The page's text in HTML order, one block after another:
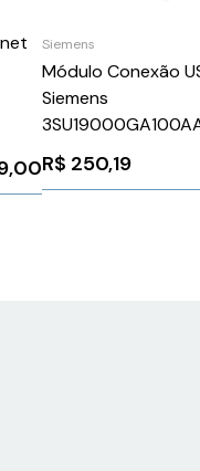
Siemens
Módulo Conexão
Siemens
R$ 250,19